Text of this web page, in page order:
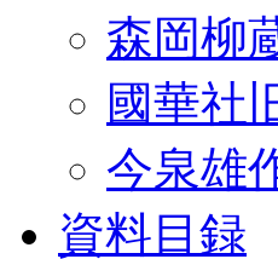
森岡柳
國華社
今泉雄
資料目録